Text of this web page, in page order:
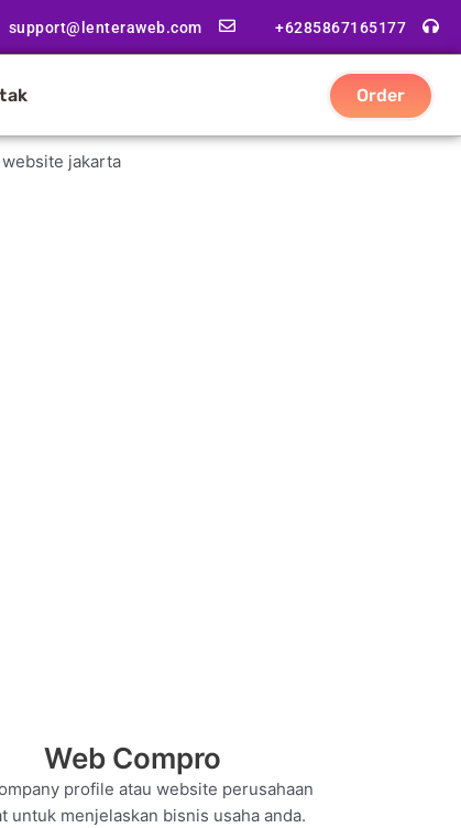
support@lenteraweb.com +6285867165177
Order
Web Compro
profile atau website perusahaan
untuk menjelaskan bisnis usaha anda.